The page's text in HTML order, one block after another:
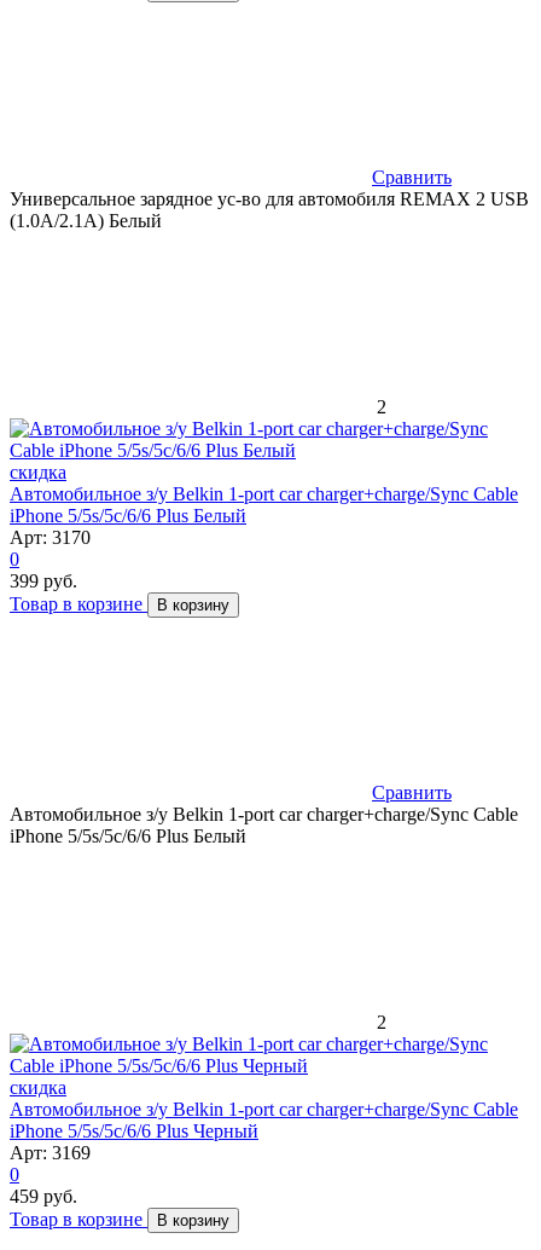
Сравнить
Универсальное зарядное ус-во для автомобиля REMAX 2 USB
(1.0A/2.1A) Белый
2
скидка
Автомобильное з/у Belkin 1-port car charger+charge/Sync Cable
iPhone 5/5s/5c/6/6 Plus Белый
Арт: 3170
0
399 руб.
Товар в корзине
В корзину
Сравнить
Автомобильное з/у Belkin 1-port car charger+charge/Sync Cable
iPhone 5/5s/5c/6/6 Plus Белый
2
скидка
Автомобильное з/у Belkin 1-port car charger+charge/Sync Cable
iPhone 5/5s/5c/6/6 Plus Черный
Арт: 3169
0
459 руб.
Товар в корзине
В корзину